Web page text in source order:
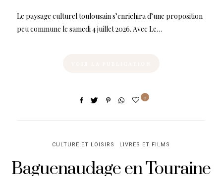
Le paysage culturel toulousain s’enrichira d’une proposition
peu commune le samedi 4 juillet 2026. Avec Le…
0
CULTURE ET LOISIRS LIVRES ET FILMS
Baguenaudage en Touraine